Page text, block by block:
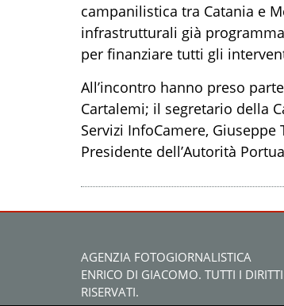
campanilistica tra Catania e
infrastrutturali già
per finanziare tutti gli
All’incontro hanno preso
Cartalemi; il segretario della
Servizi InfoCamere, Giuseppe
Presidente dell’Autorità
AGENZIA FOTOGIORNALISTICA
ENRICO DI GIACOMO. TUTTI I DIRITTI
RISERVATI.